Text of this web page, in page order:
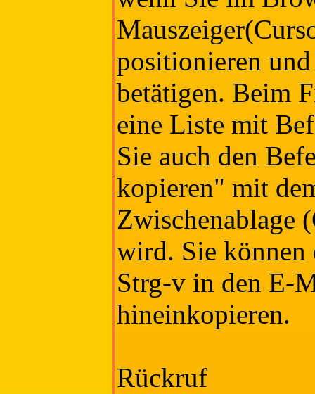
positionieren
betätigen. Beim
eine Liste mit
Sie auch den
kopieren" mit
Zwischenablage
wird. Sie können
Strg-v in den E-
hineinkopieren.
Rückruf